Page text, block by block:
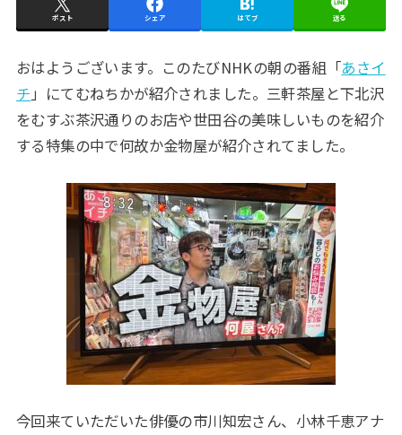
ポスト シェア はてブ 送る
おはようございます。このたびNHKの朝の番組「あさイ
チ」にてむねちかが紹介されました。三軒茶屋と下北沢
をむすぶ茶沢通りのお店や世田谷の美味しいものを紹介
する特集の中で何故か金物屋が紹介されてました。
今回来ていただいた俳優の市川知宏さん、小林千恵アナ